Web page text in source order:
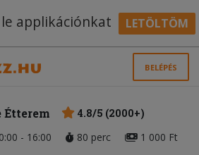
applikációnkat LETÖLTÖM
BELÉPÉS
Étterem
4.8/5 (2000+)
- 16:00
80 perc 1 000 Ft